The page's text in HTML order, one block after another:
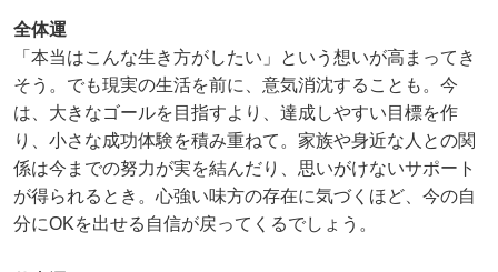
全体運
「本当はこんな生き方がしたい」という想いが高まってき
そう。でも現実の生活を前に、意気消沈することも。今
は、大きなゴールを目指すより、達成しやすい目標を作
り、小さな成功体験を積み重ねて。家族や身近な人との関
係は今までの努力が実を結んだり、思いがけないサポート
が得られるとき。心強い味方の存在に気づくほど、今の自
分にOKを出せる自信が戻ってくるでしょう。